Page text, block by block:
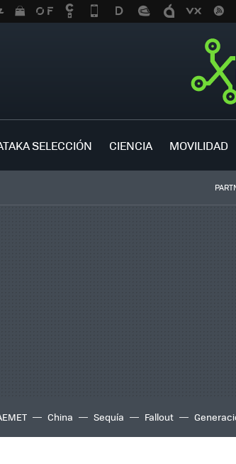
SELECCIÓN CIENCIA MOVILIDAD
China Sequía Fallout